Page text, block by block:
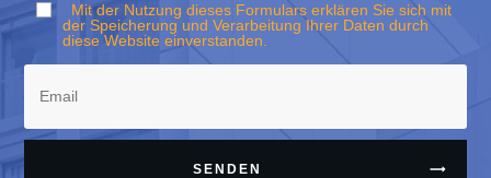
Mit der Nutzung dieses Formulars erklären Sie sich mit
der Speicherung und Verarbeitung Ihrer Daten durch
diese Website einverstanden.
SENDEN